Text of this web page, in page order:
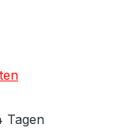
Tagen